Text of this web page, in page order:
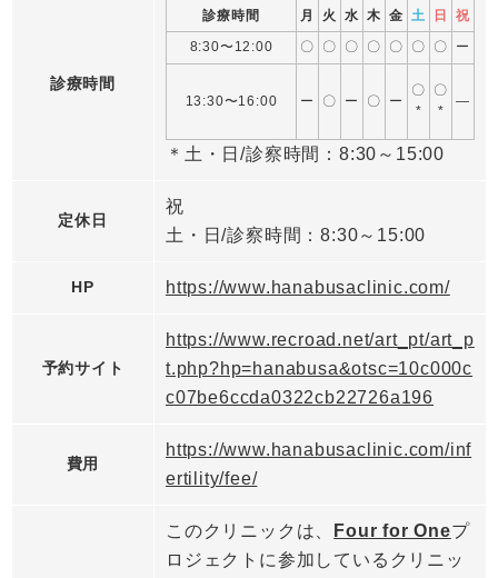
診療時間
診療時間 月 火 水 木 金 土 日
祝
8:30〜12:00
〇 〇 〇 〇 〇 〇 〇 ー
13:30〜16:00 ー 〇 ー 〇 ー
〇
*
〇
*
―
＊土・日/診察時間：8:30～15:00
定休日
祝
土・日/診察時間：8:30～15:00
HP https://www.hanabusaclinic.com/
予約サイト
https://www.recroad.net/art_pt/art_p
t.php?hp=hanabusa&otsc=10c000c
c07be6ccda0322cb22726a196
費用
https://www.hanabusaclinic.com/inf
ertility/fee/
このクリニックは、 Four for Oneプ
ロジェクトに参加しているクリニッ